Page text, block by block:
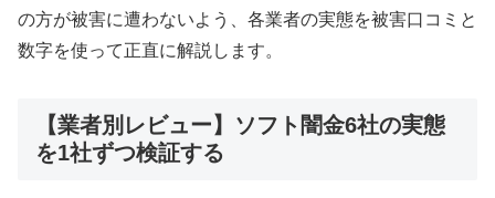
の方が被害に遭わないよう、各業者の実態を被害口コミと
数字を使って正直に解説します。
【業者別レビュー】ソフト闇金6社の実態
を1社ずつ検証する